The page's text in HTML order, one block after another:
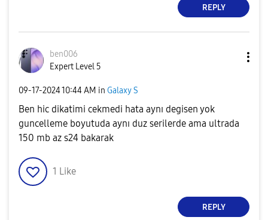
REPLY
ben006
Expert Level 5
‎09-17-202410:44 AM in Galaxy S
Ben hic dikatimi cekmedi hata aynı degisen yok
guncelleme boyutuda aynı duz serilerde ama ultrada
150 mb az s24 bakarak
1 Like
REPLY